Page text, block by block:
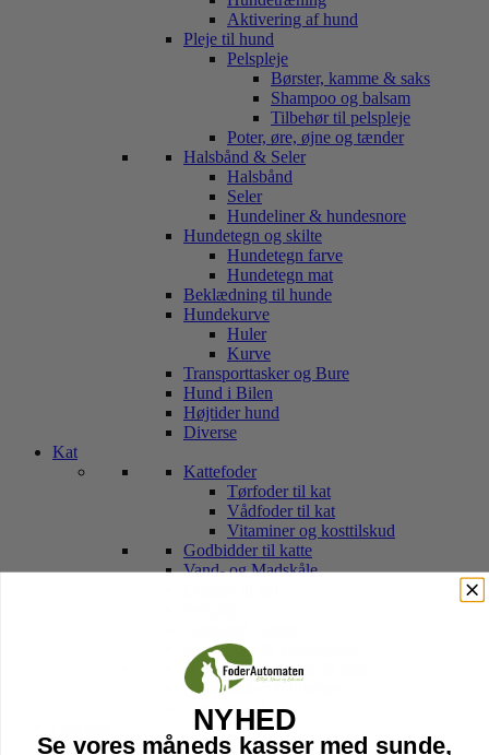
Aktivering af hund
Pleje til hund
Pelspleje
Børster, kamme & saks
Shampoo og balsam
Tilbehør til pelspleje
Poter, øre, øjne og tænder
Halsbånd & Seler
Halsbånd
Seler
Hundeliner & hundesnore
Hundetegn og skilte
Hundetegn farve
Hundetegn mat
Beklædning til hunde
Hundekurve
Huler
Kurve
Transporttasker og Bure
Hund i Bilen
Højtider hund
Diverse
Kat
Kattefoder
Tørfoder til kat
Vådfoder til kat
Vitaminer og kosttilskud
Godbidder til katte
Vand- og Madskåle
Hule, kurv & kradsetræer
Halsbånd, sele, line & tegn
Kattebakker & tilbehør
Højtider kat
Foder til Gnavere
NYHED
Se vores måneds kasser med sunde,